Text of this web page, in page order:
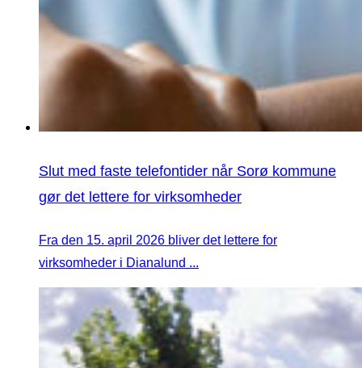
Slut med faste telefontider når Sorø kommune
gør det lettere for virksomheder
Fra den 15. april 2026 bliver det lettere for
virksomheder i Dianalund ...